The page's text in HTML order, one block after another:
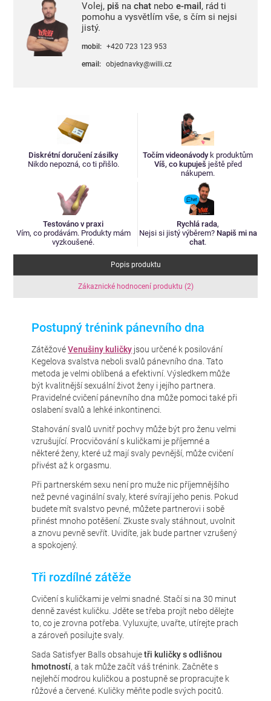
Volej, piš na chatnebo e-mail , rád ti
pomohu a vysvětlím vše, s čím si nejsi
jistý.
mobil: +420 723 123 953
email: objednavky@willi.cz
Diskrétní doručení zásilky
Nikdo nepozná, co ti přišlo.
Točím videonávody k produktům
Víš, co kupuješ ještě před
nákupem.
Testováno v praxi
Vím, co prodávám. Produkty mám
vyzkoušené.
Rychlá rada,
Nejsi si jistý výběrem? Napiš mi na
chat.
Popis produktu
Zákaznické hodnocení produktu (2)
Postupný trénink pánevního dna
ZátěžovéVenušiny kuličky jsou určené k posilování
Kegelova svalstva neboli svalů pánevního dna. Tato
metoda je velmi oblíbená a efektivní. Výsledkem může
být kvalitnější sexuální život ženy i jejího partnera.
Pravidelné cvičení pánevního dna může pomoci také při
oslabení svalů a lehké inkontinenci.
Stahování svalů uvnitř pochvy může být pro ženu velmi
vzrušující. Procvičování s kuličkami je příjemné a
některé ženy, které už mají svaly pevnější, může cvičení
přivést až k orgasmu.
Při partnerském sexu není pro muže nic příjemnějšího
než pevné vaginální svaly, které svírají jeho penis. Pokud
budete mít svalstvo pevné, můžete partnerovi i sobě
přinést mnoho potěšení. Zkuste svaly stáhnout, uvolnit
a znovu pevně sevřít. Uvidíte, jak bude partner vzrušený
a spokojený.
Tři rozdílné zátěže
Cvičení s kuličkami je velmi snadné. Stačí si na 30 minut
denně zavést kuličku. Jděte se třeba projít nebo dělejte
to, co je zrovna potřeba. Vyluxujte, uvařte, utírejte prach
a zároveň posilujte svaly.
Sada Satisfyer Balls obsahujetři kuličky s odlišnou
hmotností, a tak může začít váš trénink. Začněte s
nejlehčí modrou kuličkou a postupně se propracujte k
růžové a červené. Kuličky měňte podle svých pocitů.